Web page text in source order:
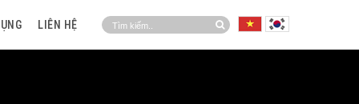
LIÊN HỆ